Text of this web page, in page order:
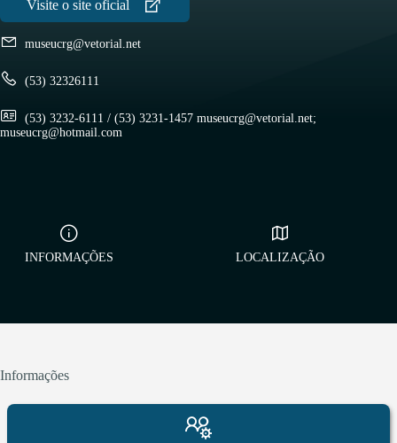
museucrg@vetorial.net
(53) 32326111
(53) 3232-6111 / (53) 3231-1457 museucrg@vetorial.net;
museucrg@hotmail.com
INFORMAÇÕES LOCALIZAÇÃO
Informações